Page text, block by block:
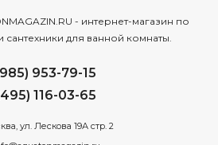
- интернет-магазин по
для ванной комнаты.
953-79-15
116-03-65
ул. Лескова 19А стр. 2